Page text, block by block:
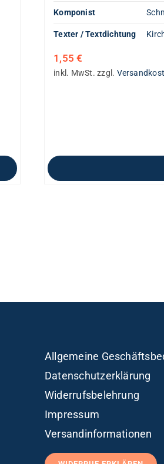
Komponist
Texter / Textdichtung
1,55€
inkl. MwSt. zzgl.
Allgemeine
Datenschutzerklärung
Widerrufsbelehrung
Impressum
Versandinformationen